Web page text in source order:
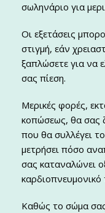
σωληνάριο για
Οι εξετάσεις
στιγμή, εάν
ξαπλώσετε για να
σας πίεση.
Μερικές φορές,
κοπώσεως, θα σας
που θα συλλέγει
μετρήσει πόσο
σας καταναλώνει
Καθώς το σώμα σας